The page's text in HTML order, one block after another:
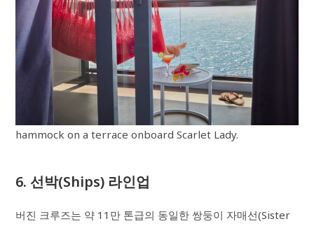
hammock on a terrace onboard Scarlet Lady.
6. 선박(Ships) 라인업
버진 크루즈는 약 11만 톤급의 동일한 쌍둥이 자매선(Sister